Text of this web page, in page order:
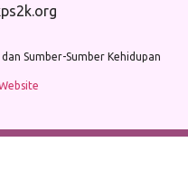
Sumber-Sumber Kehidupan